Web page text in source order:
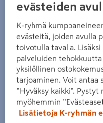
evästeiden
K-ryhmä
evästeitä, joiden avulla
toivotulla tavalla.
palveluiden
yksilöllinen
tarjoaminen. Voit antaa
”Hyväksy kaikki”.
myöhemmin
Lisätietoja K-ryhmän